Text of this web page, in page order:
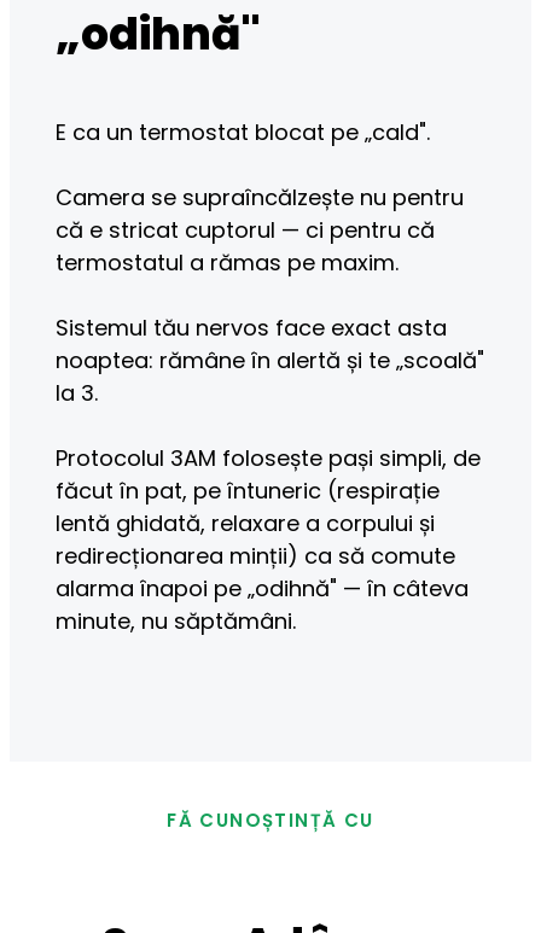
„odihnă"
E ca un termostat blocat pe „cald".
Camera se supraîncălzește nu pentru
că e stricat cuptorul — ci pentru că
termostatul a rămas pe maxim.
Sistemul tău nervos face exact asta
noaptea: rămâne în alertă și te „scoală"
la 3.
Protocolul 3AM folosește pași simpli, de
făcut în pat, pe întuneric (respirație
lentă ghidată, relaxare a corpului și
redirecționarea minții) ca să comute
alarma înapoi pe „odihnă" — în câteva
minute, nu săptămâni.
FĂ CUNOȘTINȚĂ CU